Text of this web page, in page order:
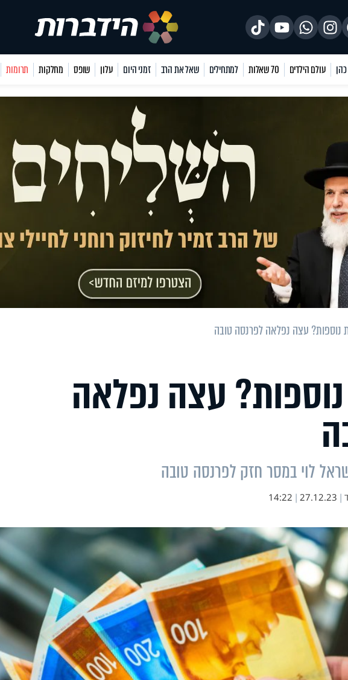
עולם הילדים 70 שאלות למתחילים שאל את הרב זמני היום עלון שופס מחלקות תרומות
נוספות? עצה נפלאה לפרנסה טובה
עצה נפלאה
לוי במסר חזק לפרנסה טובה
|
27.12.23
|
14:22